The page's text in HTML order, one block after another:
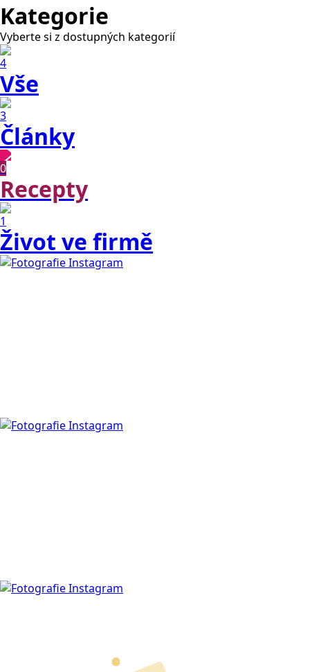
Kategorie
Vyberte si z dostupných kategorií
4
Vše
3
Články
0
Recepty
1
Život ve firmě